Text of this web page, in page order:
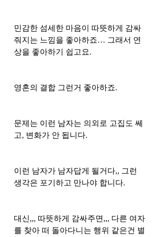
민감한 섬세한 마음이 따뜻하게 감싸
줘지는 느낌을 좋아하죠… 그래서 연
상을 좋아하기 쉽고요.
영혼의 결합 그런거 좋아하죠.
문제는 이런 남자는 의외로 고집도 쎄
고, 변화가 안 됩니다.
이런 남자가 남자답게 될거다,, 그런
생각은 포기하고 만나야 합니다.
대신,,, 따뜻하게 감싸주면,,, 다른 여자
를 찾아 떠 돌아다니는 행위 같은건 별